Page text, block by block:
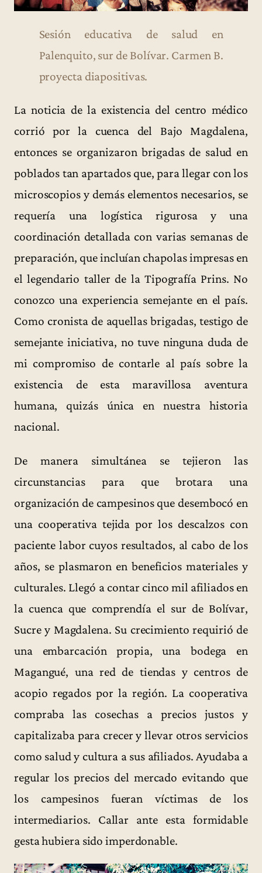
Sesión educativa de salud en
Palenquito, sur de Bolívar. Carmen B.
proyecta diapositivas.
La noticia de la existencia del centro médico
corrió por la cuenca del Bajo Magdalena,
entonces se organizaron brigadas de salud en
poblados tan apartados que, para llegar con los
microscopios y demás elementos necesarios, se
requería una logística rigurosa y una
coordinación detallada con varias semanas de
preparación, que incluían chapolas impresas en
el legendario taller de la Tipografía Prins. No
conozco una experiencia semejante en el país.
Como cronista de aquellas brigadas, testigo de
semejante iniciativa, no tuve ninguna duda de
mi compromiso de contarle al país sobre la
existencia de esta maravillosa aventura
humana, quizás única en nuestra historia
nacional.
De manera simultánea se tejieron las
circunstancias para que brotara una
organización de campesinos que desembocó en
una cooperativa tejida por los descalzos con
paciente labor cuyos resultados, al cabo de los
años, se plasmaron en beneficios materiales y
culturales. Llegó a contar cinco mil afiliados en
la cuenca que comprendía el sur de Bolívar,
Sucre y Magdalena. Su crecimiento requirió de
una embarcación propia, una bodega en
Magangué, una red de tiendas y centros de
acopio regados por la región. La cooperativa
compraba las cosechas a precios justos y
capitalizaba para crecer y llevar otros servicios
como salud y cultura a sus afiliados. Ayudaba a
regular los precios del mercado evitando que
los campesinos fueran víctimas de los
intermediarios. Callar ante esta formidable
gesta hubiera sido imperdonable.